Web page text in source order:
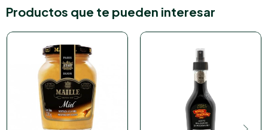
Productos que te pueden interesar